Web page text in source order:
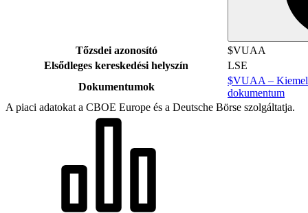
Tőzsdei azonosító
$VUAA
Elsődleges kereskedési helyszín
LSE
Dokumentumok
$VUAA –
dokumentum
A piaci adatokat a CBOE Europe és a Deutsche Börse szolgáltatja.